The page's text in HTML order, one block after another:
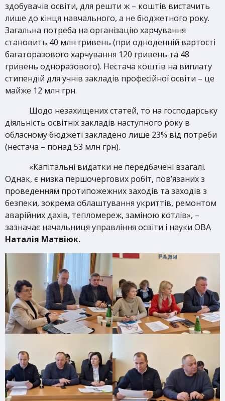
здобувачів освіти, для решти ж – коштів вистачить
лише до кінця навчального, а не бюджетного року.
Загальна потреба на організацію харчування
становить 40 млн гривень (при одноденній вартості
багаторазового харчування 120 гривень та 48
гривень одноразового). Нестача коштів на виплату
стипендій для учнів закладів професійної освіти – це
майже 12 млн грн.
Щодо незахищених статей, то на господарську
діяльність освітніх закладів наступного року в
обласному бюджеті закладено лише 23% від потреби
(нестача – понад 53 млн грн).
«Капітальні видатки не передбачені взагалі.
Однак, є низка першочергових робіт, пов’язаних з
проведенням протипожежних заходів та заходів з
безпеки, зокрема облаштування укриттів, ремонтом
аварійних дахів, тепломереж, заміною котлів», –
зазначає начальниця управління освіти і науки ОВА
Наталія Матвіюк.